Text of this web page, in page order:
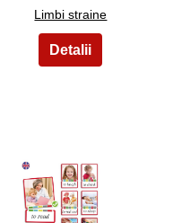
Limbi straine
4